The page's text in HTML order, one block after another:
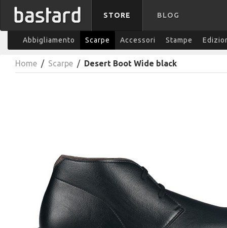
STORE BLOG
Abbigliamento Scarpe Accessori Stampe
Home / Scarpe / Desert Boot Wide black